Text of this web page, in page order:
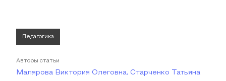
Педагогика
Авторы статьи
Малярова Виктория Олеговна, Старченко Татьяна